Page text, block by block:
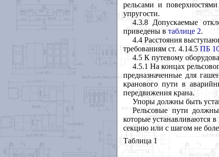
рельсами и
упругости.
4.3.8 Допускаемые
приведены втаблице 2.
4.4 Расстояния
требованиям ст. 4.14.5 ПБ
4.5 К путевому
4.5.1 На концах
предназначенные для
кранового пути в
передвижения крана.
Упоры должны быть
Рельсовые пути
которые устанавливаются
секцию или с шагом не
Таблица 1